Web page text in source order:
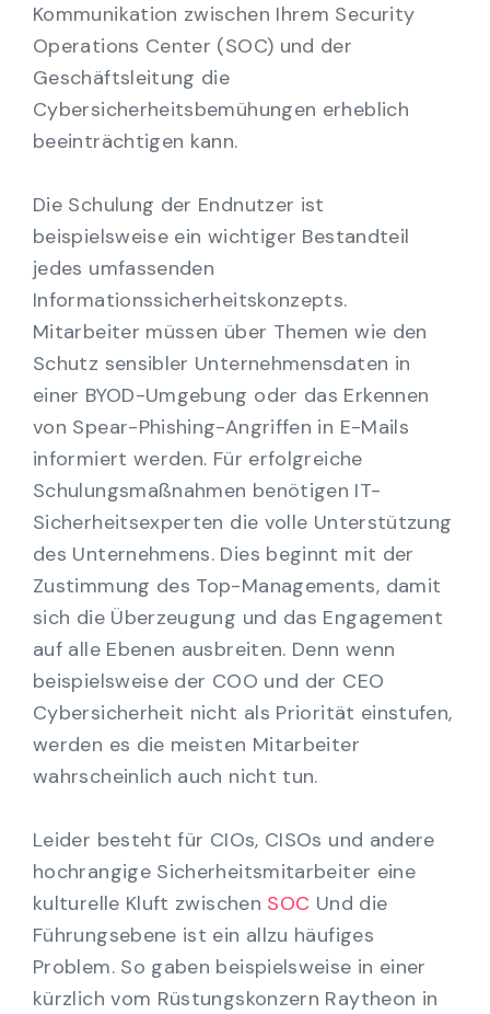
Kommunikation zwischen Ihrem Security
Operations Center (SOC) und der
Geschäftsleitung die
Cybersicherheitsbemühungen erheblich
beeinträchtigen kann.
Die Schulung der Endnutzer ist
beispielsweise ein wichtiger Bestandteil
jedes umfassenden
Informationssicherheitskonzepts.
Mitarbeiter müssen über Themen wie den
Schutz sensibler Unternehmensdaten in
einer BYOD-Umgebung oder das Erkennen
von Spear-Phishing-Angriffen in E-Mails
informiert werden. Für erfolgreiche
Schulungsmaßnahmen benötigen IT-
Sicherheitsexperten die volle Unterstützung
des Unternehmens. Dies beginnt mit der
Zustimmung des Top-Managements, damit
sich die Überzeugung und das Engagement
auf alle Ebenen ausbreiten. Denn wenn
beispielsweise der COO und der CEO
Cybersicherheit nicht als Priorität einstufen,
werden es die meisten Mitarbeiter
wahrscheinlich auch nicht tun.
Leider besteht für CIOs, CISOs und andere
hochrangige Sicherheitsmitarbeiter eine
kulturelle Kluft zwischen SOC Und die
Führungsebene ist ein allzu häufiges
Problem. So gaben beispielsweise in einer
kürzlich vom Rüstungskonzern Raytheon in